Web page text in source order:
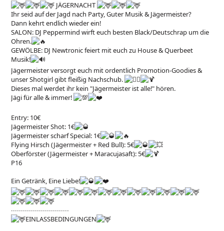
JÄGERNACHT
Ihr seid auf der Jagd nach Party, Guter Musik & Jägermeister?
Dann kehrt endlich wieder ein!
SALON: DJ Peppermind wirft euch besten Black/Deutschrap um die
Ohren.
GEWÖLBE: DJ Newtronic feiert mit euch zu House & Querbeet
Musik!
Jägermeister versorgt euch mit ordentlich Promotion-Goodies &
unser Shotgirl gibt fleißig Nachschub.
Dieses mal werdet ihr kein "Jägermeister ist alle!" hören.
Jägi für alle & immer!
Entry: 10€
Jägermeister Shot: 1€
Jägermeister scharf Special: 1€
Flying Hirsch (Jägermeister + Red Bull): 5€
Oberförster (Jägermeister + Maracujasaft): 5€
P16
Ein Getränk, Eine Liebe!
∙∙∙∙∙∙∙∙∙∙∙∙∙∙∙∙∙∙∙∙∙∙∙∙∙∙∙∙∙
EINLASSBEDINGUNGEN